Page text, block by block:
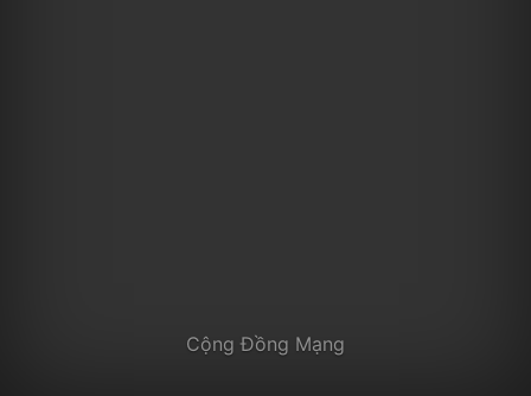
Cộng Đồng Mạng